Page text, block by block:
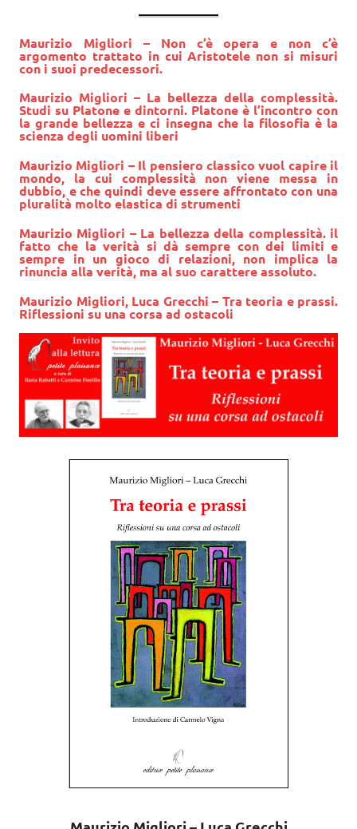
Maurizio Migliori – Non c’è opera e non c’è
argomento trattato in cui Aristotele non si misuri
con i suoi predecessori.
Maurizio Migliori – La bellezza della complessità.
Studi su Platone e dintorni. Platone è l’incontro con
la grande bellezza e ci insegna che la filosofia è la
scienza degli uomini liberi
Maurizio Migliori – Il pensiero classico vuol capire il
mondo, la cui complessità non viene messa in
dubbio, e che quindi deve essere affrontato con una
pluralità molto elastica di strumenti
Maurizio Migliori – La bellezza della complessità. il
fatto che la verità si dà sempre con dei limiti e
sempre in un gioco di relazioni, non implica la
rinuncia alla verità, ma al suo carattere assoluto.
Maurizio Migliori, Luca Grecchi – Tra teoria e prassi.
Riflessioni su una corsa ad ostacoli